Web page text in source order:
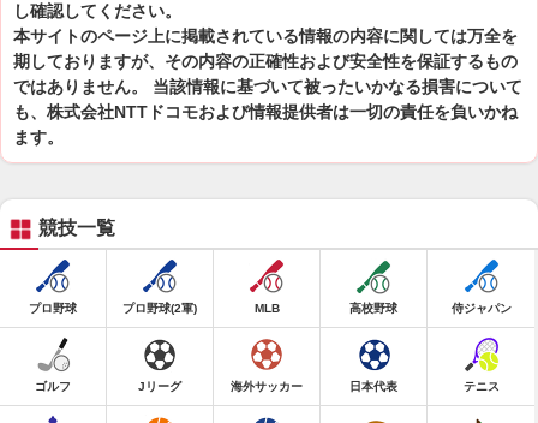
し確認してください。
本サイトのページ上に掲載されている情報の内容に関しては万全を
期しておりますが、その内容の正確性および安全性を保証するもの
ではありません。 当該情報に基づいて被ったいかなる損害について
も、株式会社NTTドコモおよび情報提供者は一切の責任を負いかね
ます。
競技一覧
プロ野球 プロ野球(2軍) MLB 高校野球 侍ジャパン
ゴルフ Jリーグ 海外サッカー 日本代表 テニス